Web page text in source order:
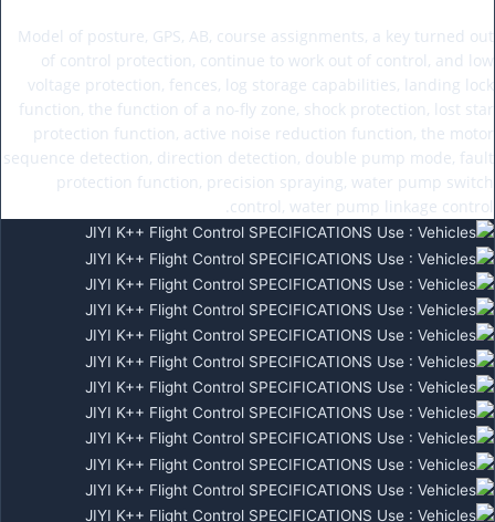
Model of posture, GPS, AB, course assignments, a key turned out
of control protection, continue to work out of control, and low
voltage protection, fences, log storage capabilities, landing lock
function, the function of a no-fly zone, shock protection, lost star
protection function, active noise reduction function, the motor
sequence detection, direction detection, double pump mode, fault
protection function, precision spraying, water pump switch
control, water pump linkage control.